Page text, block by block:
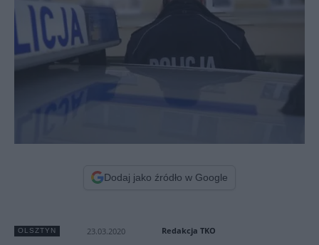
Dodaj jako źródło w Google
OLSZTYN 23.03.2020 Redakcja TKO